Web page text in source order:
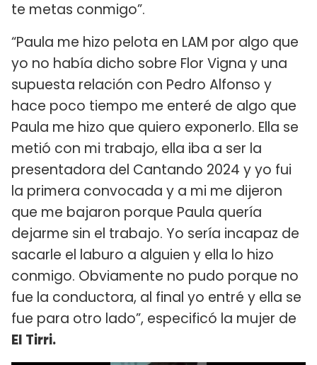
te metas conmigo”.
“Paula me hizo pelota en LAM por algo que
yo no había dicho sobre Flor Vigna y una
supuesta relación con Pedro Alfonso y
hace poco tiempo me enteré de algo que
Paula me hizo que quiero exponerlo. Ella se
metió con mi trabajo, ella iba a ser la
presentadora del Cantando 2024 y yo fui
la primera convocada y a mi me dijeron
que me bajaron porque Paula quería
dejarme sin el trabajo. Yo sería incapaz de
sacarle el laburo a alguien y ella lo hizo
conmigo. Obviamente no pudo porque no
fue la conductora, al final yo entré y ella se
fue para otro lado”, especificó la mujer de
El Tirri.